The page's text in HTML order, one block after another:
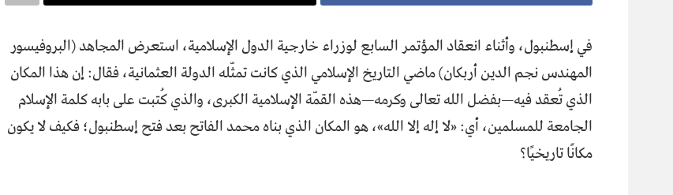
في إسطنبول، وأثناء انعقاد المؤتمر السابع لوزراء خارجية الدول الإسلامية، استعرض المجاهد (البروفيسور
المهندس نجم الدين أربكان) ماضي التاريخ الإسلامي الذي كانت تمثّله الدولة العثمانية، فقال: إن هذا المكان
الذي تُعقد فيه—بفضل الله تعالى وكرمه—هذه القمّة الإسلامية الكبرى، والذي كُتبت على بابه كلمة الإسلام
الجامعة للمسلمين، أي: «لا إله إلا الله»، هو المكان الذي بناه محمد الفاتح بعد فتح إسطنبول؛ فكيف لا يكون
مكانًا تاريخيًا؟